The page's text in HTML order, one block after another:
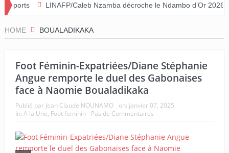
Caleb Nzamba décroche le Ndambo d’Or 2026 et Alain
HOME BOUALADIKAKA
Foot Féminin-Expatriées/Diane Stéphanie
Angue remporte le duel des Gabonaises
face à Naomie Boualadikaka
Publié par Jean Claude NOUNAMO on: janvier 07, 2025
In: A la Une, Foot feminin Pas de Commentaires